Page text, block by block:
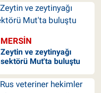
MERSIN
Zeytin ve zeytinyağı
sektörü Mut'ta buluştu